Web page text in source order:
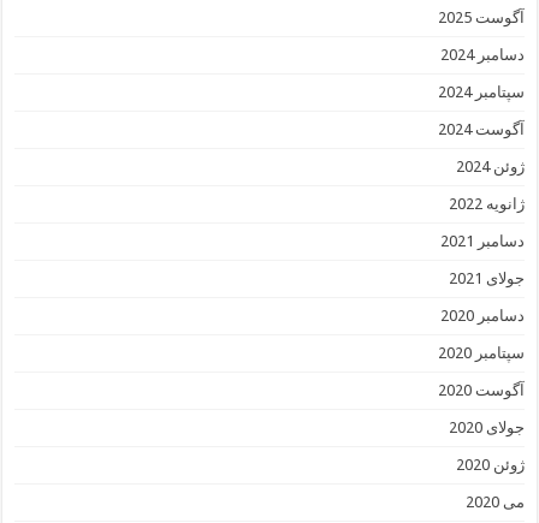
آگوست 2025
دسامبر 2024
سپتامبر 2024
آگوست 2024
ژوئن 2024
ژانویه 2022
دسامبر 2021
جولای 2021
دسامبر 2020
سپتامبر 2020
آگوست 2020
جولای 2020
ژوئن 2020
می 2020